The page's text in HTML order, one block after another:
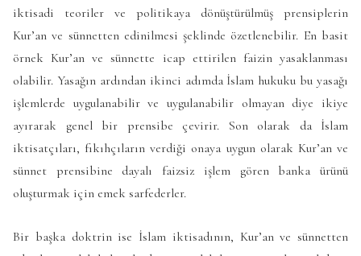
iktisadi teoriler ve politikaya dönüştürülmüş prensiplerin
Kur’an ve sünnetten edinilmesi şeklinde özetlenebilir. En basit
örnek Kur’an ve sünnette icap ettirilen faizin yasaklanması
olabilir. Yasağın ardından ikinci adımda İslam hukuku bu yasağı
işlemlerde uygulanabilir ve uygulanabilir olmayan diye ikiye
ayırarak genel bir prensibe çevirir. Son olarak da İslam
iktisatçıları, fıkıhçıların verdiği onaya uygun olarak Kur’an ve
sünnet prensibine dayalı faizsiz işlem gören banka ürünü
oluşturmak için emek sarfederler.
Bir başka doktrin ise İslam iktisadının, Kur’an ve sünnetten